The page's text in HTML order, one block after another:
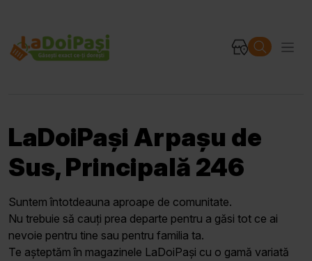
LaDoiPași Arpașu de
Sus, Principală 246
Suntem întotdeauna aproape de comunitate.
Nu trebuie să cauți prea departe pentru a găsi tot ce ai
nevoie pentru tine sau pentru familia ta.
Te așteptăm în magazinele LaDoiPași cu o gamă variată